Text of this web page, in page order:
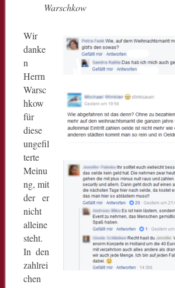
Warschkow
Wir
danke
n
Herrn
Warsc
hkow
für
diese
ungefil
terte
Meinu
ng, mit
der er
nicht
alleine
steht.
In den
zahlrei
chen